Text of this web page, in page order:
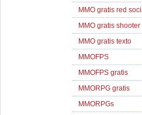
MMO gratis red
MMO gratis
MMO gratis texto
MMOFPS
MMOFPS gratis
MMORPG gratis
MMORPGs